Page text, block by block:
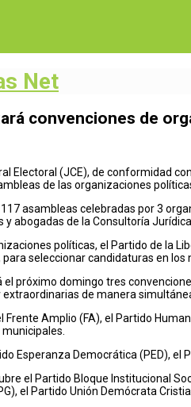
Net
convenciones de
Electoral (JCE), de conformidad
de las organizaciones
asambleas celebradas por 3
abogadas de la Consultoría
políticas, el Partido de la
seleccionar candidaturas en los
próximo domingo tres
de manera
Amplio (FA), el Partido
Esperanza Democrática (PED),
el Partido Bloque Institucional
el Partido Unión Demócrata